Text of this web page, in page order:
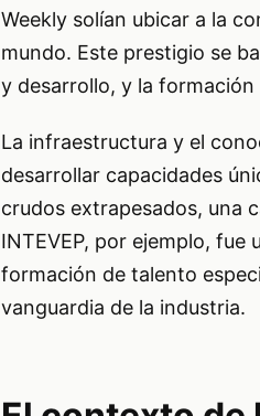
Weekly solían ubicar a la
mundo. Este prestigio se
y desarrollo, y la
La infraestructura y el
desarrollar capacidades
crudos extrapesados, una
INTEVEP, por ejemplo,
formación de talento
vanguardia de la industria.